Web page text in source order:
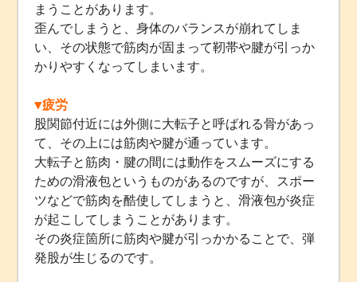
まうことがあります。
歪んでしまうと、身体のバランスが崩れてしま
い、その状態で筋肉が固まって靭帯や腱が引っか
かりやすくなってしまいます。
▼疲労
股関節付近には外側に大転子と呼ばれる骨があっ
て、その上には筋肉や腱が通っています。
大転子と筋肉・腱の間には動作をスムーズにする
ための滑液包というものがあるのですが、スポー
ツなどで筋肉を酷使してしまうと、滑液包が炎症
が起こしてしまうことがあります。
その炎症箇所に筋肉や腱が引っかかることで、弾
発股が生じるのです。